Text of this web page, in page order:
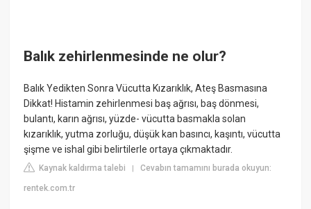
Balık zehirlenmesinde ne olur?
Balık Yedikten Sonra Vücutta Kızarıklık, Ateş Basmasına
Dikkat! Histamin zehirlenmesi baş ağrısı, baş dönmesi,
bulantı, karın ağrısı, yüzde- vücutta basmakla solan
kızarıklık, yutma zorluğu, düşük kan basıncı, kaşıntı, vücutta
şişme ve ishal gibi belirtilerle ortaya çıkmaktadır.
Kaynak kaldırma talebi |Cevabın tamamını burada okuyun:
rentek.com.tr